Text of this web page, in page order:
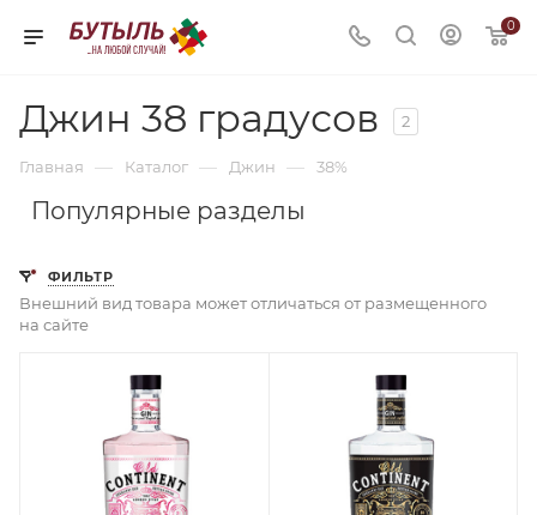
0
Джин 38 градусов 2
Главная — Каталог — Джин — 38%
Популярные разделы
ФИЛЬТР
Внешний вид товара может отличаться от размещенного
на сайте